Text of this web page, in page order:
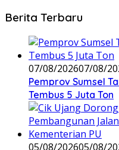
Berita Terbaru
07/08/202607/08/
Pemprov Sumsel
Tembus 5 Juta Ton
05/08/202605/08/